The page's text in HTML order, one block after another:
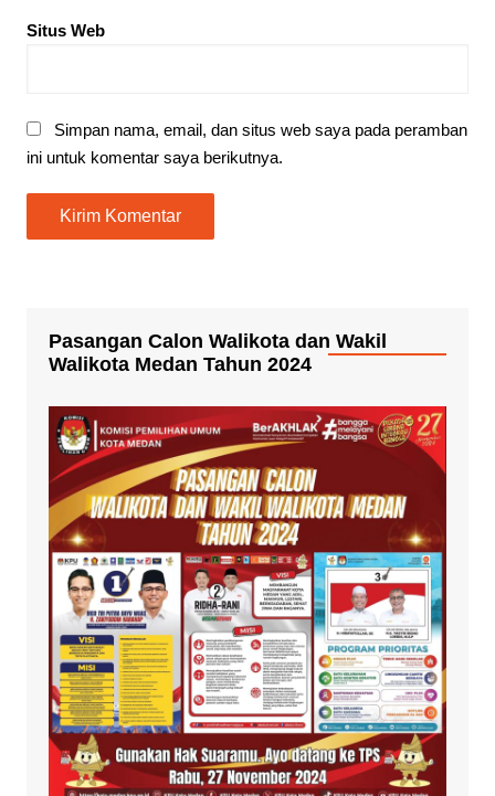
Situs Web
Simpan nama, email, dan situs web saya pada peramban
ini untuk komentar saya berikutnya.
Pasangan Calon Walikota dan Wakil
Walikota Medan Tahun 2024